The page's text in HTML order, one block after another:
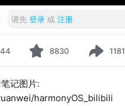
请先 登录 或 注册
8830 1181
记图片:
harmonyOS_bilibili